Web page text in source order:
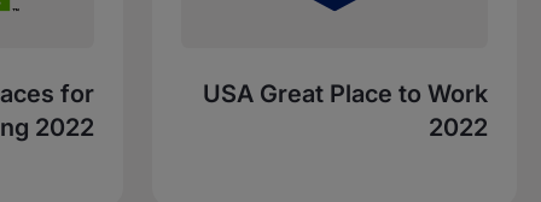
USA Great Place to Work
2022
for
2022